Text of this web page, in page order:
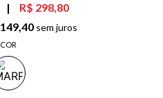
| R$ 298,80
149,40 sem juros
COR